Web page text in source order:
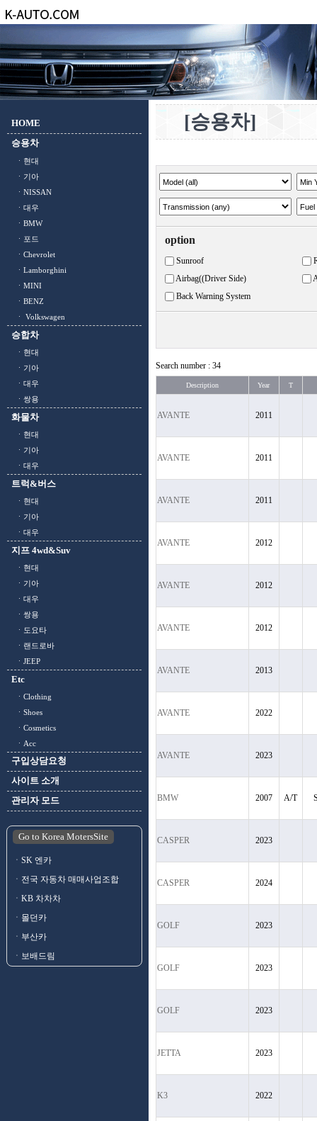
HOME
승용차
ㆍ현대
ㆍ기아
ㆍNISSAN
ㆍ대우
ㆍBMW
ㆍ포드
ㆍChevrolet
ㆍLamborghini
ㆍMINI
ㆍBENZ
ㆍ Volkswagen
승합차
ㆍ현대
ㆍ기아
ㆍ대우
ㆍ쌍용
화물차
ㆍ현대
ㆍ기아
ㆍ대우
트럭&버스
ㆍ현대
ㆍ기아
ㆍ대우
지프 4wd&Suv
ㆍ현대
ㆍ기아
ㆍ대우
ㆍ쌍용
ㆍ도요타
ㆍ랜드로바
ㆍJEEP
Etc
ㆍClothing
ㆍShoes
ㆍCosmetics
ㆍAcc
구입상담요청
사이트 소개
관리자 모드
Go to Korea MotersSite
ㆍSK 엔카
ㆍ전국 자동차 매매사업조합
ㆍKB 차차차
ㆍ몰던카
ㆍ부산카
ㆍ보배드림
[승용차]
option
Sunroof
Airbag((Driver Side)
Back Warning System
Search number : 34
Description Year T
AVANTE 2011
AVANTE 2011
AVANTE 2011
AVANTE 2012
AVANTE 2012
AVANTE 2012
AVANTE 2013
AVANTE 2022
AVANTE 2023
BMW 2007 A/T
CASPER 2023
CASPER 2024
GOLF 2023
GOLF 2023
GOLF 2023
JETTA 2023
K3 2022